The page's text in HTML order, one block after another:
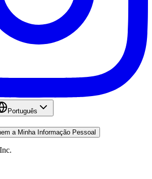
Português
a Minha Informação Pessoal